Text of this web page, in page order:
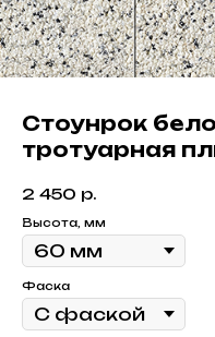
Стоунрок
тротуарная
2 450 р.
Высота, мм
Фаска